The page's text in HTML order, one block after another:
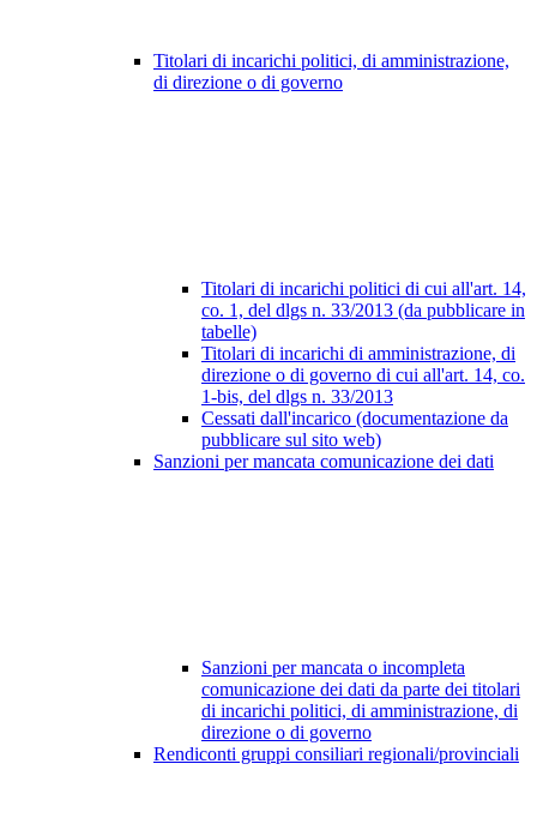
Titolari di incarichi politici, di amministrazione,
di direzione o di governo
Titolari di incarichi politici di cui all'art. 14,
co. 1, del dlgs n. 33/2013 (da pubblicare in
tabelle)
Titolari di incarichi di amministrazione, di
direzione o di governo di cui all'art. 14, co.
1-bis, del dlgs n. 33/2013
Cessati dall'incarico (documentazione da
pubblicare sul sito web)
Sanzioni per mancata comunicazione dei dati
Sanzioni per mancata o incompleta
comunicazione dei dati da parte dei titolari
di incarichi politici, di amministrazione, di
direzione o di governo
Rendiconti gruppi consiliari regionali/provinciali